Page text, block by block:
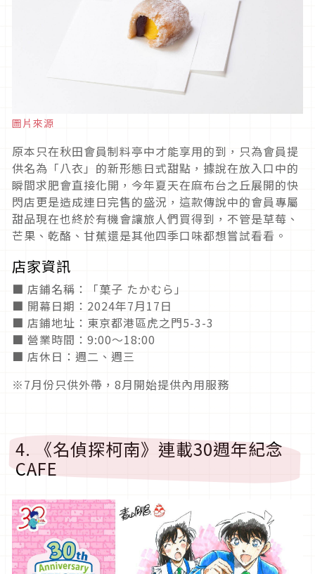
圖片來源
原本只在秋田會員制料亭中才能享用的到，只為會員提
供名為「八衣」的新形態日式甜點，據說在放入口中的
瞬間求肥會直接化開，今年夏天在麻布台之丘展開的快
閃店更是造成連日完售的盛況，這款傳說中的會員專屬
甜品現在也終於有機會讓旅人們買得到，不管是草莓、
芒果、乾酪、甘蕉還是其他四季口味都想嘗試看看。
店家資訊
■ 店鋪名稱：「菓子 たかむら」
■ 開幕日期：2024年7月17日
■ 店鋪地址：東京都港區虎之門5-3-3
■ 營業時間：9:00〜18:00
■ 店休日：週二、週三
※7月份只供外帶，8月開始提供內用服務
4. 《名偵探柯南》連載30週年紀念
CAFE